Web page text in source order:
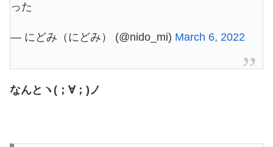
った
— にどみ（にどみ） (@nido_mi) March 6, 2022
なんとヽ(；∀；)ノ